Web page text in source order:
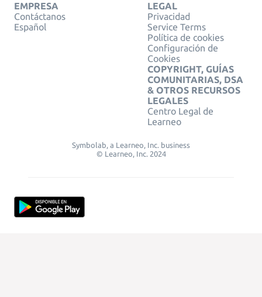
EMPRESA
Contáctanos
Español
LEGAL
Privacidad
Service Terms
Política de cookies
Configuración de
Cookies
COPYRIGHT, GUÍAS
COMUNITARIAS, DSA
& OTROS RECURSOS
LEGALES
Centro Legal de
Learneo
Symbolab, a Learneo, Inc. business
© Learneo, Inc. 2024